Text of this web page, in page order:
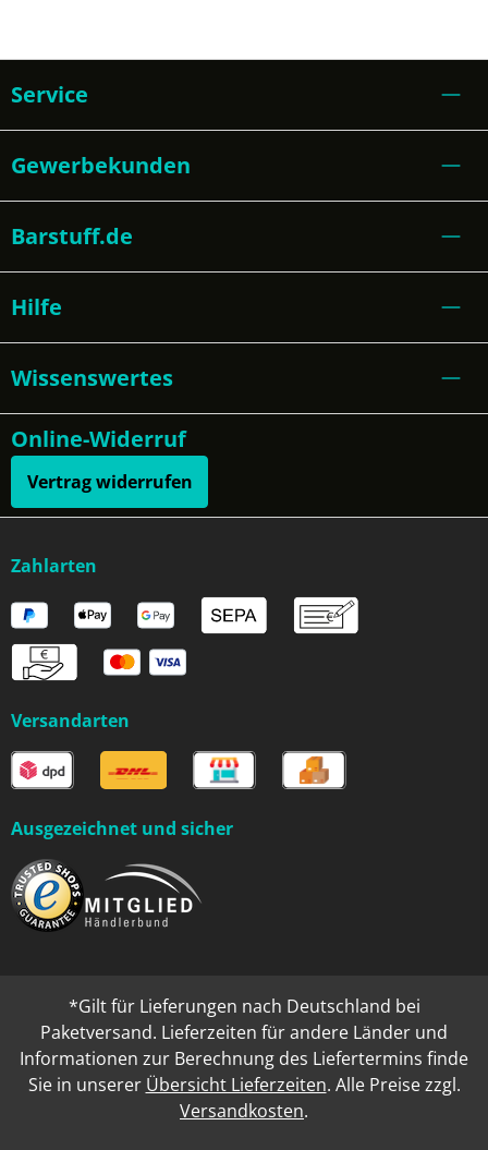
Service
Gewerbekunden
Barstuff.de
Hilfe
Wissenswertes
Online-Widerruf
Vertrag widerrufen
Zahlarten
Versandarten
Ausgezeichnet und sicher
*Gilt für Lieferungen nach Deutschland bei
Paketversand. Lieferzeiten für andere Länder und
Informationen zur Berechnung des Liefertermins finde
Sie in unserer Übersicht Lieferzeiten. Alle Preise zzgl.
Versandkosten.